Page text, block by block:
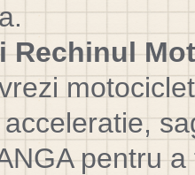
Rechinul
pentru